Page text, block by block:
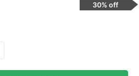
30% off